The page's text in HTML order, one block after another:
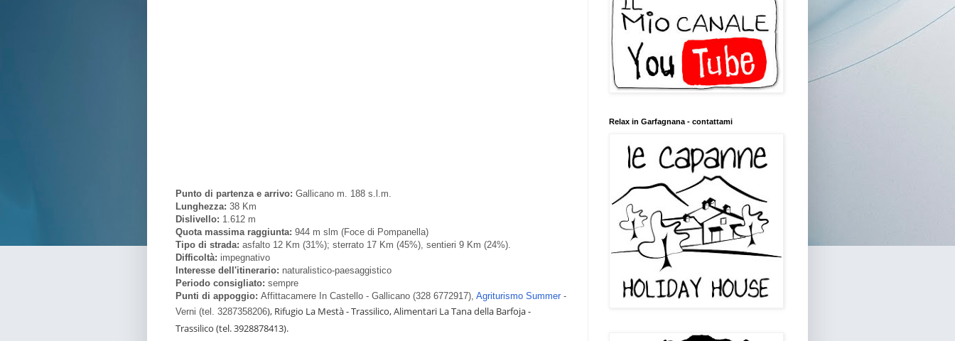
Punto di partenza e arrivo: Gallicano m. 188 s.l.m.
Lunghezza: 38 Km
Dislivello: 1.612 m
Quota massima raggiunta: 944 m slm (Foce di Pompanella)
Tipo di strada: asfalto 12 Km (31%); sterrato 17 Km (45%), sentieri 9 Km (24%).
Difficoltà: impegnativo
Interesse dell'itinerario: naturalistico-paesaggistico
Periodo consigliato: sempre
Punti di appoggio: Affittacamere In Castello - Gallicano (328 6772917), Agriturismo Summer -
Verni (tel. 3287358206), Rifugio La Mestà - Trassilico, Alimentari La Tana della Barfoja -
Trassilico (tel. 3928878413).
Relax in Garfagnana - contattami